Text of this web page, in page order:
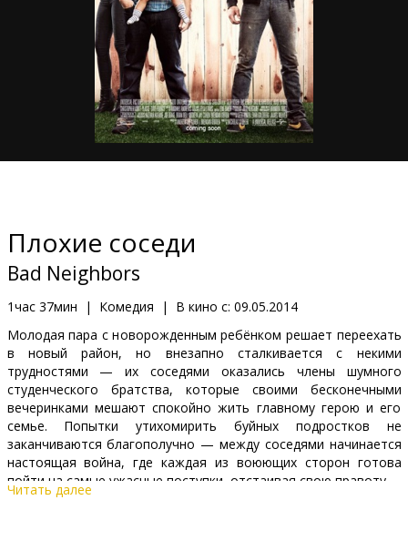
Новости
Подарки
Кинозакуски
Клуб
Плохие соседи
Bad Neighbors
1час 37мин | Комедия | В кино с: 09.05.2014
Молодая пара с новорожденным ребёнком решает переехать
в новый район, но внезапно сталкивается с некими
трудностями — их соседями оказались члены шумного
студенческого братства, которые своими бесконечными
вечеринками мешают спокойно жить главному герою и его
семье. Попытки утихомирить буйных подростков не
заканчиваются благополучно — между соседями начинается
настоящая война, где каждая из воюющих сторон готова
пойти на самые ужасные поступки, отстаивая свою правоту.
Читать далее